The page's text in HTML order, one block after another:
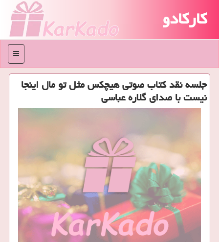
کارکادو
منو
جلسه نقد كتاب صوتی هیچكس مثل تو مال اینجا
نیست با صدای گلاره عباسی